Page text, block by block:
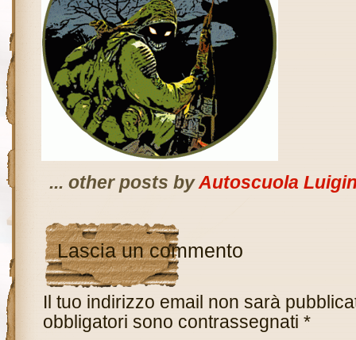
... other posts byAutoscuola
Lascia un commento
Il tuo indirizzo email non sarà
obbligatori sono contrassegnati *